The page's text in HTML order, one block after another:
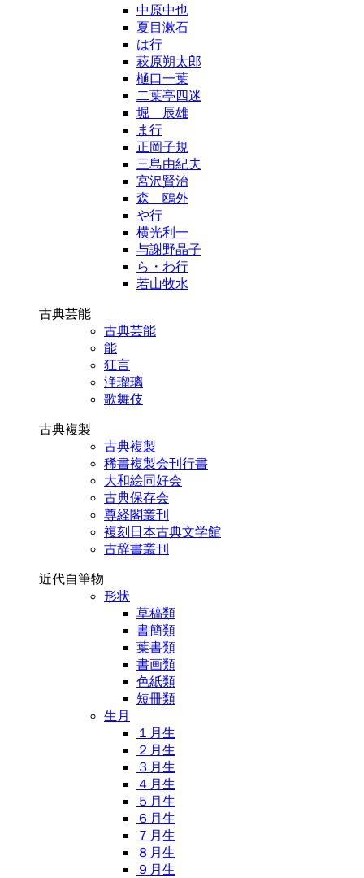
中原中也
夏目漱石
は行
萩原朔太郎
樋口一葉
二葉亭四迷
堀 辰雄
ま行
正岡子規
三島由紀夫
宮沢賢治
森 鴎外
や行
横光利一
与謝野晶子
ら・わ行
若山牧水
古典芸能
古典芸能
能
狂言
浄瑠璃
歌舞伎
古典複製
古典複製
稀書複製会刊行書
大和絵同好会
古典保存会
尊経閣叢刊
複刻日本古典文学館
古辞書叢刊
近代自筆物
形状
草稿類
書簡類
葉書類
書画類
色紙類
短冊類
生月
１月生
２月生
３月生
４月生
５月生
６月生
７月生
８月生
９月生